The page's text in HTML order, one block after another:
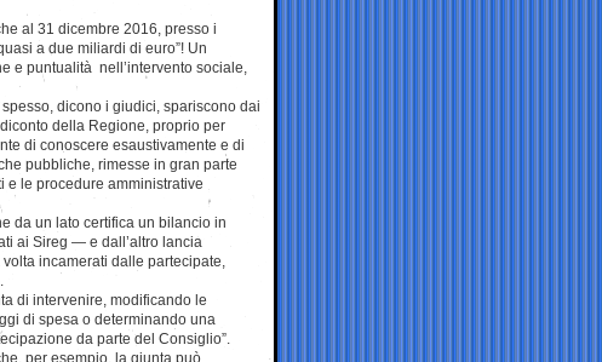
al 31 dicembre 2016, presso i
a due miliardi di euro”! Un
e puntualità nell’intervento sociale,
dicono i giudici, spariscono dai
della Regione, proprio per
di conoscere esaustivamente e di
pubbliche, rimesse in gran parte
e le procedure amministrative
da un lato certifica un bilancio in
ai Sireg — e dall’altro lancia
incamerati dalle partecipate,
di intervenire, modificando le
di spesa o determinando una
da parte del Consiglio”.
per esempio, la giunta può